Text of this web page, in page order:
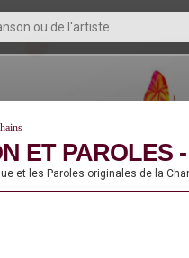
ET PAROLES
et les Paroles originales de la